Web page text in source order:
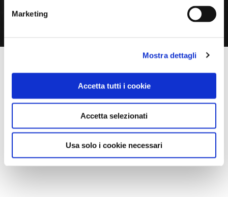
Marketing
Mostra dettagli
Accetta tutti i cookie
Accetta selezionati
Usa solo i cookie necessari